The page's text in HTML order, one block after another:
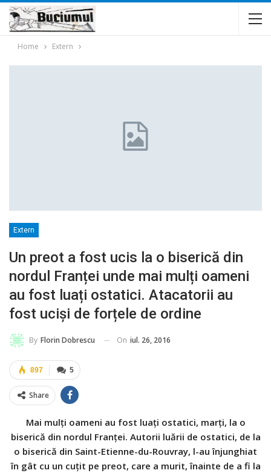
Home Extern
Extern
Un preot a fost ucis la o biserică din
nordul Franței unde mai mulți oameni
au fost luați ostatici. Atacatorii au
fost uciși de forțele de ordine
By Florin Dobrescu On iul. 26, 2016
5
897
Share
Mai mulți oameni au fost luați ostatici, marți, la o
biserică din nordul Franței. Autorii luării de ostatici, de la
o biserică din Saint-Etienne-du-Rouvray, l-au înjunghiat
în gât cu un cuțit pe preot, care a murit, înainte de a fi la